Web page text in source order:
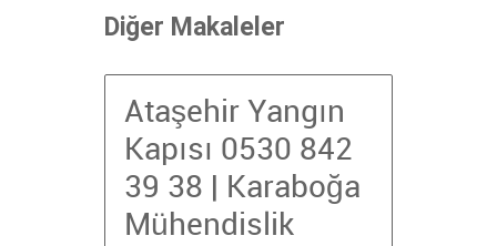
Diğer Makaleler
Ataşehir Yangın
Kapısı 0530 842
39 38 | Karaboğa
Mühendislik